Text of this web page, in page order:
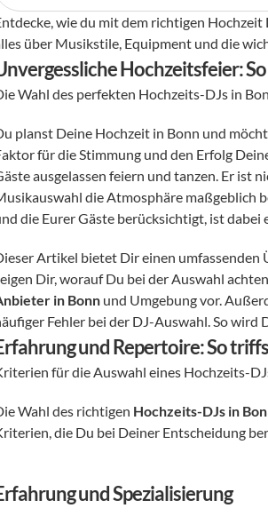
wie du mit dem richtigen
über Musikstile, Equipment und die
Hochzeitsfeier:
Wahl des perfekten Hochzeits-DJs in
planst Deine Hochzeit in Bonn und
für die Stimmung und den Erfolg
ausgelassen feiern und tanzen. Er ist
die Atmosphäre maßgeblich
die Eurer Gäste berücksichtigt, ist
Artikel bietet Dir einen umfassenden
Dir, worauf Du bei der Auswahl
in Bonn und Umgebung vor.
Fehler bei der DJ-Auswahl. So
und Repertoire: So
für die Auswahl eines Hochzeits-
Wahl des richtigen Hochzeits-DJs in
die Du bei Deiner Entscheidung
und Spezialisierung